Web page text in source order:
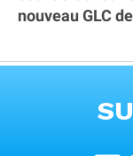
nouveau GLC de
clé sur